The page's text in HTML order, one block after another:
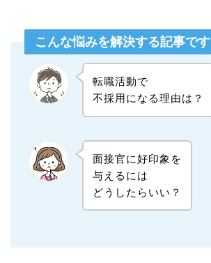
こんな悩みを解決する記事です
転職活動で
不採用になる理由は？
面接官に好印象を
与えるには
どうしたらいい？